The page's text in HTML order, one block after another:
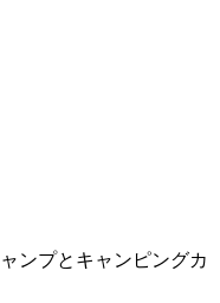
ンプとキャンピングカ